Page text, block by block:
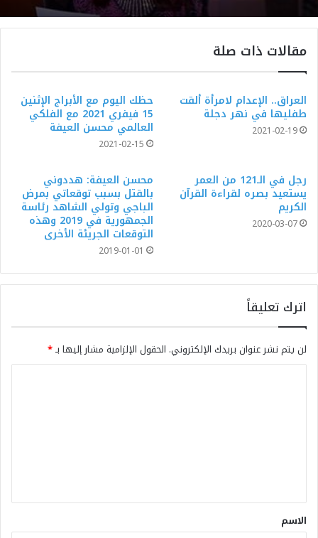
مقالات ذات صلة
العراق.. الإعدام لامرأة ألقت
طفليها في نهر دجلة
2021-02-19
حظك اليوم مع الأبراج الإثنين
15 فيفري 2021 مع الفلكي
العالمي محسن العيفة
2021-02-15
رجل في الـ121 من العمر
يستعيد بصره لقراءة القرآن
الكريم
2020-03-07
محسن العيفة: هددوني
بالقتل بسبب توقعاتي بمرض
الباجي وتولي الشاهد رئاسة
الجمهورية في 2019 وهذه
التوقعات الجريئة الأخرى
2019-01-01
اترك تعليقاً
لن يتم نشر عنوان بريدك الإلكتروني. الحقول الإلزامية مشار إليها بـ*
الاسم